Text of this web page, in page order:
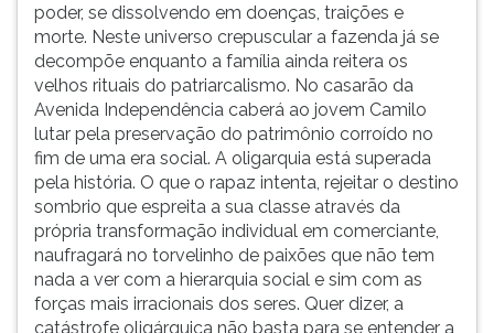
poder, se dissolvendo em doenças, traições e
morte. Neste universo crepuscular a fazenda já se
decompõe enquanto a família ainda reitera os
velhos rituais do patriarcalismo. No casarão da
Avenida Independência caberá ao jovem Camilo
lutar pela preservação do patrimônio corroído no
fim de uma era social. A oligarquia está superada
pela história. O que o rapaz intenta, rejeitar o destino
sombrio que espreita a sua classe através da
própria transformação individual em comerciante,
naufragará no torvelinho de paixões que não tem
nada a ver com a hierarquia social e sim com as
forças mais irracionais dos seres. Quer dizer, a
catástrofe oligárquica não basta para se entender a